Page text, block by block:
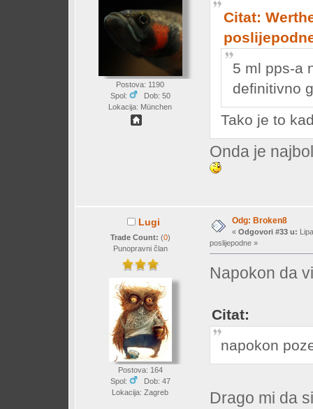
Postova: 1190
Spol:
Dob: 50
Lokacija: München
Citat:
5 ml pps-a
definitivno
Tako je to
Onda je
Lugi
Trade Count: (0)
Punopravni član
Postova: 164
Spol:
Dob: 47
Lokacija: Zagreb
Odg: Broken8
« Odgovori #33 u:
poslijepodne »
Napokon da
Citat:
napokon
Drago mi da